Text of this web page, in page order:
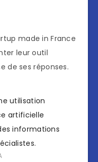
made in France
leur outil
de ses réponses.
utilisation
artificielle
informations